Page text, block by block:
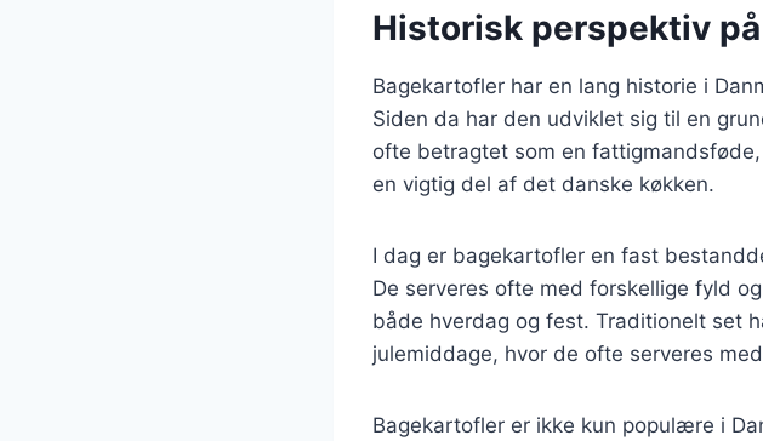
Historisk perspektiv
Bagekartofler har en lang historie i
Siden da har den udviklet sig til en
ofte betragtet som en
en vigtig del af det danske køkken.
I dag er bagekartofler en fast
De serveres ofte med forskellige fyld
både hverdag og fest. Traditionelt set
julemiddage, hvor de ofte serveres
Bagekartofler er ikke kun populære i